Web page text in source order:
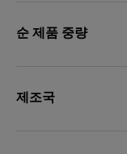
순 제품 중량
제조국